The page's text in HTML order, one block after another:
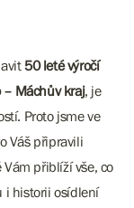
50 leté výročí
– Máchův kraj, je
Proto jsme ve
Váš připravili
Vám přiblíží vše, co
i historii osídlení